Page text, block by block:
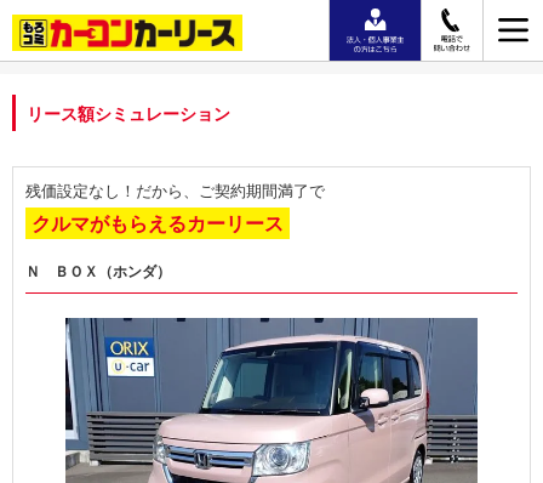
リース額シミュレーション
残価設定なし！だから、ご契約期間満了で
クルマがもらえるカーリース
Ｎ ＢＯＸ（ホンダ）